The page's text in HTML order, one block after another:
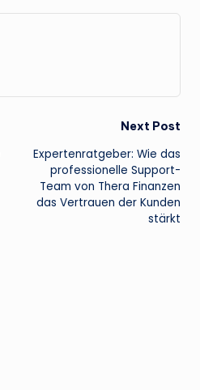
Next Post
Expertenratgeber: Wie das
professionelle Support-
Team von Thera Finanzen
das Vertrauen der Kunden
stärkt